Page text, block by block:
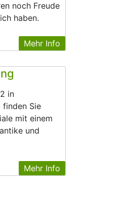
noch Freude
haben.
Mehr Info
in
finden Sie
mit einem
und
Mehr Info